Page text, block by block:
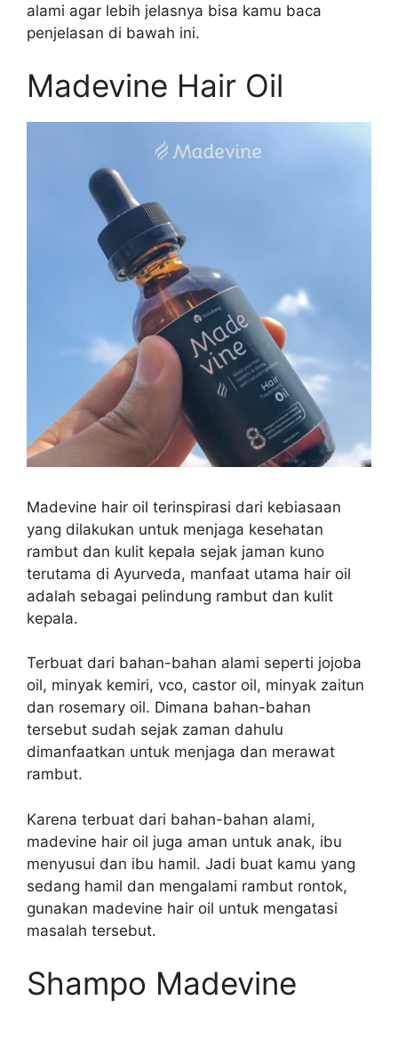
alami agar lebih jelasnya bisa kamu baca
penjelasan di bawah ini.
Madevine Hair Oil
Madevine hair oil terinspirasi dari kebiasaan
yang dilakukan untuk menjaga kesehatan
rambut dan kulit kepala sejak jaman kuno
terutama di Ayurveda, manfaat utama hair oil
adalah sebagai pelindung rambut dan kulit
kepala.
Terbuat dari bahan-bahan alami seperti jojoba
oil, minyak kemiri, vco, castor oil, minyak zaitun
dan rosemary oil. Dimana bahan-bahan
tersebut sudah sejak zaman dahulu
dimanfaatkan untuk menjaga dan merawat
rambut.
Karena terbuat dari bahan-bahan alami,
madevine hair oil juga aman untuk anak, ibu
menyusui dan ibu hamil. Jadi buat kamu yang
sedang hamil dan mengalami rambut rontok,
gunakan madevine hair oil untuk mengatasi
masalah tersebut.
Shampo Madevine